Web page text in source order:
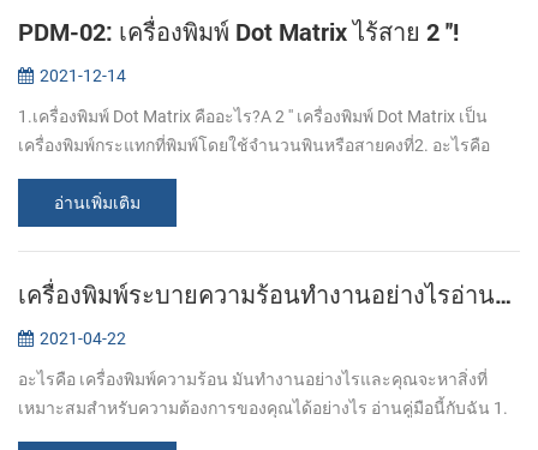
PDM-02: เครื่องพิมพ์ Dot Matrix ไร้สาย 2 ''!
2021-12-14
1.เครื่องพิมพ์ Dot Matrix คืออะไร?A 2 '' เครื่องพิมพ์ Dot Matrix เป็น
เครื่องพิมพ์กระแทกที่พิมพ์โดยใช้จำนวนพินหรือสายคงที่2. อะไรคือ
Mat...อ่านเพิ่มเติม
เครื่องพิมพ์ระบายความร้อนทำงานอย่างไรอ่านคำแนะนำนี้เพื่อเรียนรู้
2021-04-22
อะไรคือ เครื่องพิมพ์ความร้อน มันทำงานอย่างไรและคุณจะหาสิ่งที่
เหมาะสมสำหรับความต้องการของคุณได้อย่างไร อ่านคู่มือนี้กับฉัน 1.